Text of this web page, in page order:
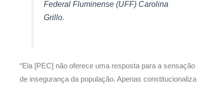
Federal Fluminense (UFF) Carolina
Grillo.
“Ela [PEC] não oferece uma resposta para a sensação
de insegurança da população. Apenas constitucionaliza